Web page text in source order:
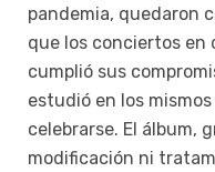
pandemia, quedaron
que los conciertos
cumplió sus
estudió en los
celebrarse. El álbum,
modificación ni